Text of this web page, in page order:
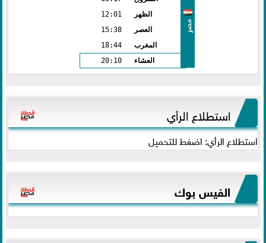
مصر
الظهر
12:01
العصر
15:38
المغرب
18:44
العشاء
20:10
استطلاع الرأي
استطلاع الرأي: اضغط للتحميل
الفيس بوك